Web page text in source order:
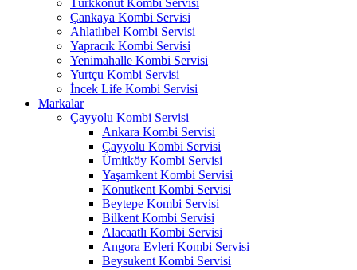
Türkkonut Kombi Servisi
Çankaya Kombi Servisi
Ahlatlıbel Kombi Servisi
Yapracık Kombi Servisi
Yenimahalle Kombi Servisi
Yurtçu Kombi Servisi
İncek Life Kombi Servisi
Markalar
Çayyolu Kombi Servisi
Ankara Kombi Servisi
Çayyolu Kombi Servisi
Ümitköy Kombi Servisi
Yaşamkent Kombi Servisi
Konutkent Kombi Servisi
Beytepe Kombi Servisi
Bilkent Kombi Servisi
Alacaatlı Kombi Servisi
Angora Evleri Kombi Servisi
Beysukent Kombi Servisi